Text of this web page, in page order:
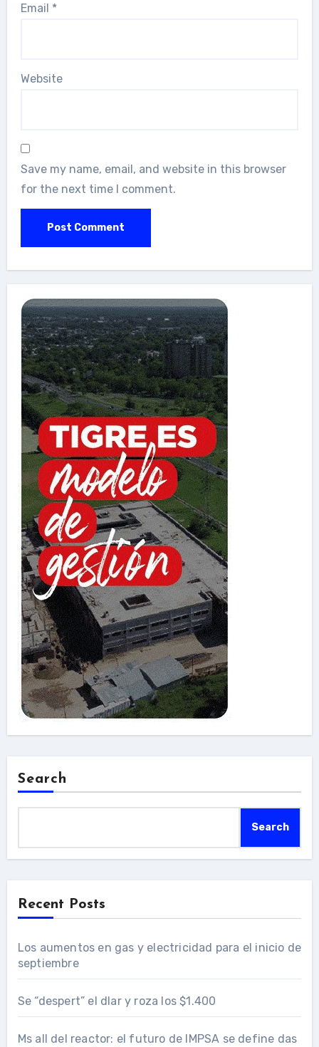
Email *
Website
Save my name, email, and website in this browser
for the next time I comment.
Search
Search
Recent Posts
Los aumentos en gas y electricidad para el inicio de
septiembre
Se “despert” el dlar y roza los $1.400
Ms all del reactor: el futuro de IMPSA se define das